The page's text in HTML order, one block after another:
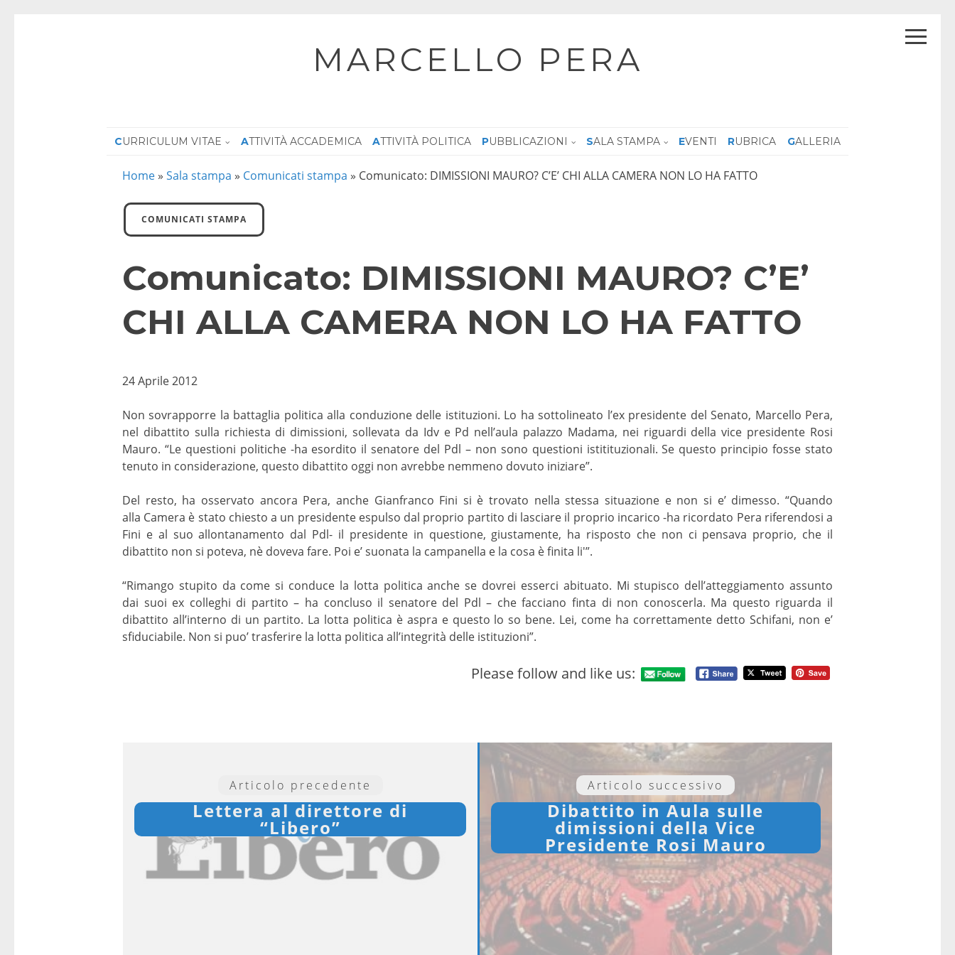
MARCELLO PERA
CURRICULUM VITAE ATTIVITÀ ACCADEMICA ATTIVITÀ POLITICA PUBBLICAZIONI SALA STAMPA EVENTI RUBRICA GALLERIA
Home » Sala stampa » Comunicati stampa » Comunicato: DIMISSIONI MAURO? C’E’ CHI ALLA CAMERA NON LO HA FATTO
COMUNICATI STAMPA
Comunicato: DIMISSIONI MAURO? C’E’
CHI ALLA CAMERA NON LO HA FATTO
24 Aprile 2012
Non sovrapporre la battaglia politica alla conduzione delle istituzioni. Lo ha sottolineato l’ex presidente del Senato, Marcello Pera,
nel dibattito sulla richiesta di dimissioni, sollevata da Idv e Pd nell’aula palazzo Madama, nei riguardi della vice presidente Rosi
Mauro. “Le questioni politiche -ha esordito il senatore del Pdl – non sono questioni istitituzionali. Se questo principio fosse stato
tenuto in considerazione, questo dibattito oggi non avrebbe nemmeno dovuto iniziare”.
Del resto, ha osservato ancora Pera, anche Gianfranco Fini si è trovato nella stessa situazione e non si e’ dimesso. “Quando
alla Camera è stato chiesto a un presidente espulso dal proprio partito di lasciare il proprio incarico -ha ricordato Pera riferendosi a
Fini e al suo allontanamento dal Pdl- il presidente in questione, giustamente, ha risposto che non ci pensava proprio, che il
dibattito non si poteva, nè doveva fare. Poi e’ suonata la campanella e la cosa è finita li'”.
“Rimango stupito da come si conduce la lotta politica anche se dovrei esserci abituato. Mi stupisco dell’atteggiamento assunto
dai suoi ex colleghi di partito – ha concluso il senatore del Pdl – che facciano finta di non conoscerla. Ma questo riguarda il
dibattito all’interno di un partito. La lotta politica è aspra e questo lo so bene. Lei, come ha correttamente detto Schifani, non e’
sfiduciabile. Non si puo’ trasferire la lotta politica all’integrità delle istituzioni”.
Please follow and like us:
Articolo precedente
Lettera al direttore di
“Libero”
Articolo successivo
Dibattito in Aula sulle
dimissioni della Vice
Presidente Rosi Mauro